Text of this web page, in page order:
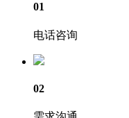
01
电话咨询
02